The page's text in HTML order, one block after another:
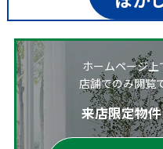
ホームページ上
店舗でのみ閲覧
来店限定物件